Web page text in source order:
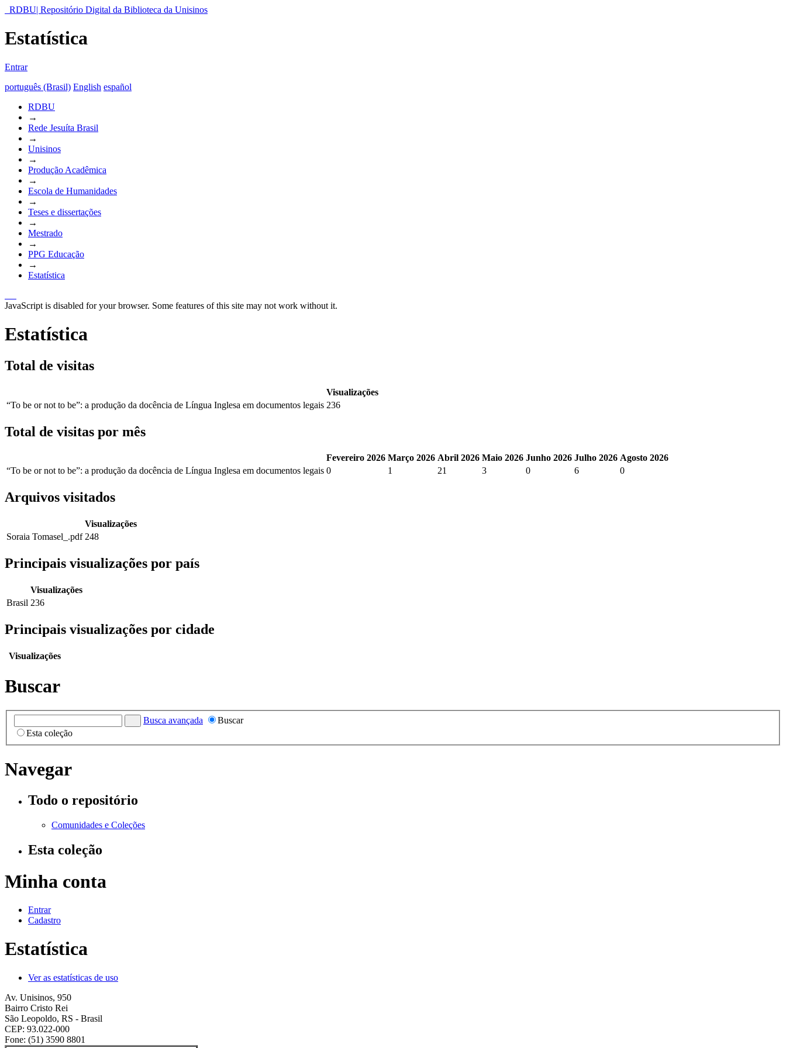
RDBU| Repositório Digital da Biblioteca da Unisinos
Estatística
Entrar
português (Brasil) English español
RDBU
→
Rede Jesuíta Brasil
→
Unisinos
→
Produção Acadêmica
→
Escola de Humanidades
→
Teses e dissertações
→
Mestrado
→
PPG Educação
→
Estatística
JavaScript is disabled for your browser. Some features of this site may not work without it.
Estatística
Total de visitas
Visualizações
“To be or not to be”: a produção da docência de Língua Inglesa em documentos legais 236
Total de visitas por mês
Fevereiro 2026 Março 2026 Abril 2026 Maio 2026 Junho 2026 Julho 2026 Agosto 2026
“To be or not to be”: a produção da docência de Língua Inglesa em documentos legais 0 1 21 3 0 6 0
Arquivos visitados
Visualizações
Soraia Tomasel_.pdf 248
Principais visualizações por país
Visualizações
Brasil 236
Principais visualizações por cidade
Visualizações
Buscar
Busca avançada
Buscar
Esta coleção
Navegar
Todo o repositório
Comunidades e Coleções
Esta coleção
Minha conta
Entrar
Cadastro
Estatística
Ver as estatísticas de uso
Av. Unisinos, 950
Bairro Cristo Rei
São Leopoldo, RS - Brasil
CEP: 93.022-000
Fone: (51) 3590 8801